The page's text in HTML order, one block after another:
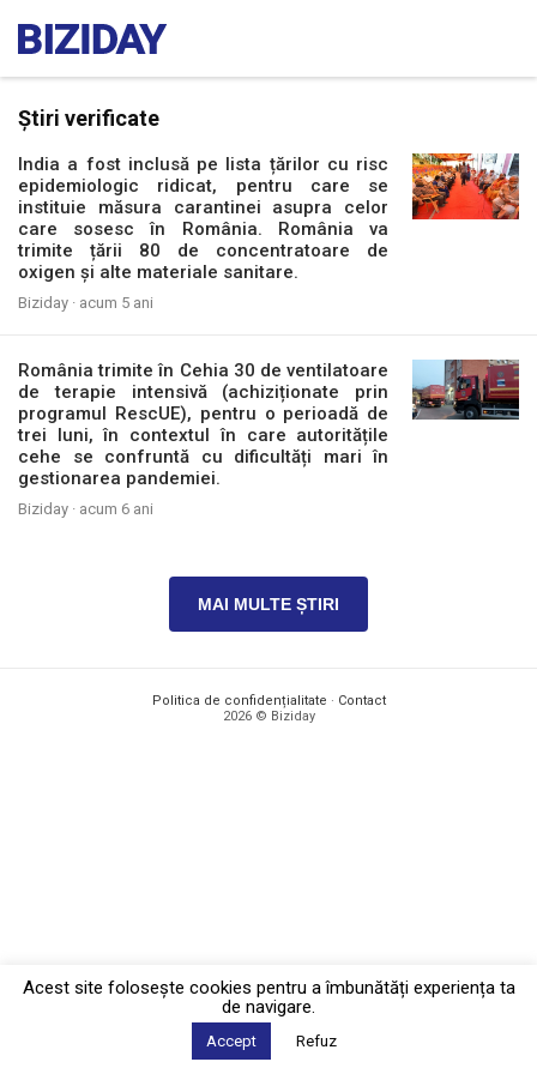
Știri verificate
India a fost inclusă pe lista țărilor cu risc
epidemiologic ridicat, pentru care se
instituie măsura carantinei asupra celor
care sosesc în România. România va
trimite țării 80 de concentratoare de
oxigen și alte materiale sanitare.
Biziday · acum 5 ani
România trimite în Cehia 30 de ventilatoare
de terapie intensivă (achiziționate prin
programul RescUE), pentru o perioadă de
trei luni, în contextul în care autoritățile
cehe se confruntă cu dificultăți mari în
gestionarea pandemiei.
Biziday · acum 6 ani
MAI MULTE ȘTIRI
Politica de confidențialitate · Contact
2026 © Biziday
Acest site foloseşte cookies pentru a îmbunătăți experiența ta
de navigare.
Accept Refuz